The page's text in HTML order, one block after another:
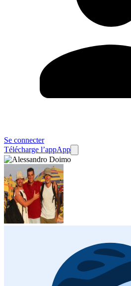
Se connecter
Télécharge l’appApp